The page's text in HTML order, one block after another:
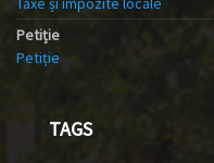
Petiție
Petiție
TAGS